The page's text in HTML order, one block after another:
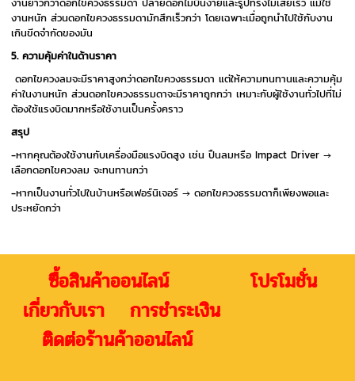
งานหนัก ส่วนดอกไขควงธรรมดามักสึกเร็วกว่า โดยเฉพาะเมื่อถูกนำไปใช้กับงาน
เกินขีดจำกัดของมัน
5. ความคุ้มค่าในด้านราคา
ดอกไขควงลมจะมีราคาสูงกว่าดอกไขควงธรรมดา แต่ให้ความทนทานและความคุ้ม
ค่าในงานหนัก ส่วนดอกไขควงธรรมดาจะมีราคาถูกกว่า เหมาะกับผู้ใช้งานทั่วไปที่ไม่
ต้องใช้แรงบิดมากหรือใช้งานเป็นครั้งคราว
สรุป
-หากคุณต้องใช้งานกับเครื่องมือแรงบิดสูง เช่น ปืนลมหรือ Impact Driver →
เลือกดอกไขควงลม จะทนทานกว่า
-หากเป็นงานทั่วไปในบ้านหรือเฟอร์นิเจอร์ → ดอกไขควงธรรมดาก็เพียงพอและ
ประหยัดกว่า
ซื้อสินค้าออนไลน์ โปรโมชั่น
เกี่ยวกับเรา การชำระเงิน
ติดต่อร้านค้าออนไลน์